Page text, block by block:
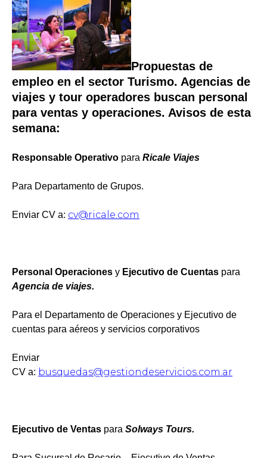
Propuestas de
empleo en el sector Turismo. Agencias de
viajes y tour operadores buscan personal
para ventas y operaciones. Avisos de esta
semana:
Responsable Operativo para Ricale Viajes
Para Departamento de Grupos.
Enviar CV a: cv@ricale.com
Personal Operaciones y Ejecutivo de Cuentas para
Agencia de viajes.
Para el Departamento de Operaciones y Ejecutivo de
cuentas para aéreos y servicios corporativos
Enviar
CV a: busquedas@gestiondeservicios.com.ar
Ejecutivo de Ventas para Solways Tours.